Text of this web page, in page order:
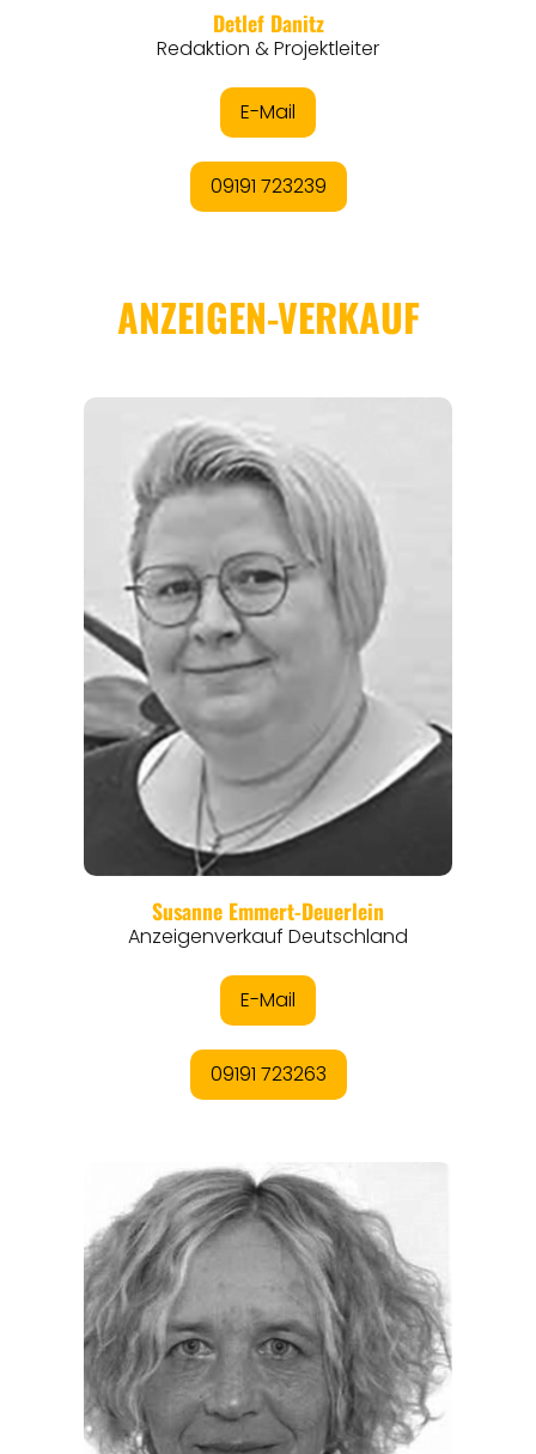
REGIONEN
ORTE
EVENTS
REISEFÜHRER
REISEMAGAZINE
THEMEN